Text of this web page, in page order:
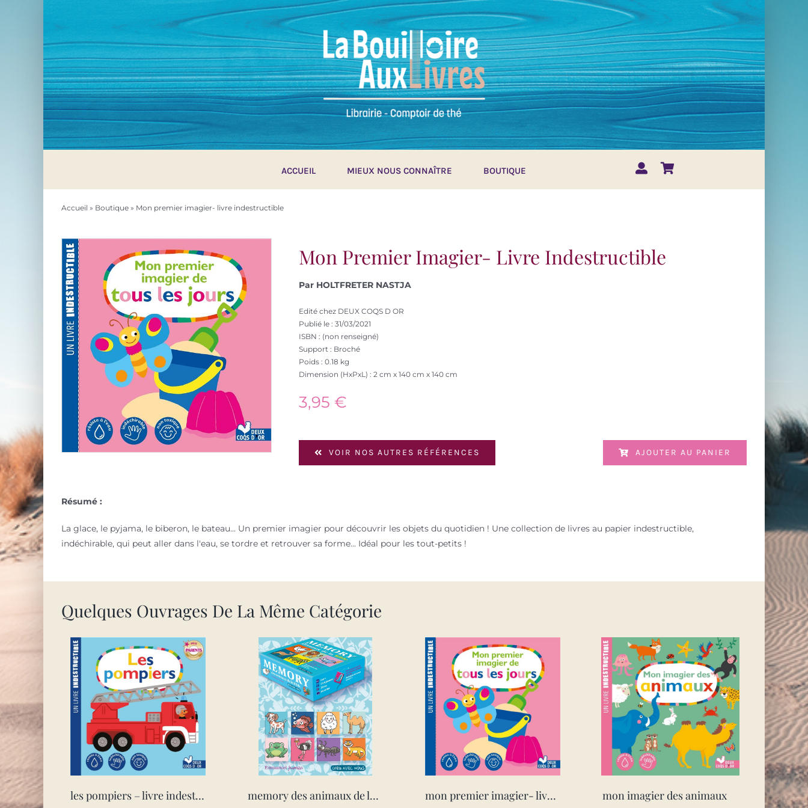
ACCUEIL MIEUX NOUS CONNAÎTRE BOUTIQUE
Accueil » Boutique» Mon premier imagier- livre indestructible
Mon Premier Imagier- Livre Indestructible
Par HOLTFRETER NASTJA
Edité chez DEUX COQS D OR
Publié le : 31/03/2021
ISBN : (non renseigné)
Support : Broché
Poids : 0.18 kg
Dimension (HxPxL) : 2 cm x 140 cm x 140 cm
3,95€
VOIR NOS AUTRES RÉFÉRENCES AJOUTER AU PANIER
Résumé :
La glace, le pyjama, le biberon, le bateau... Un premier imagier pour découvrir les objets du quotidien ! Une collection de livres au papier indestructible,
indéchirable, qui peut aller dans l'eau, se tordre et retrouver sa forme... Idéal pour les tout-petits !
Quelques Ouvrages De La Même Catégorie
les pompiers – livre indestructible memory des animaux de la bible – edition illustree mon premier imagier- livre indestructible mon imagier des animaux